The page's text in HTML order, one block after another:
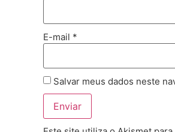
E-mail *
Salvar meus dados neste